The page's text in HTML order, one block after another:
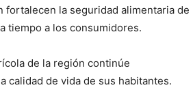
la seguridad alimentaria de
tiempo a los consumidores.
de la región continúe
calidad de vida de sus habitantes.